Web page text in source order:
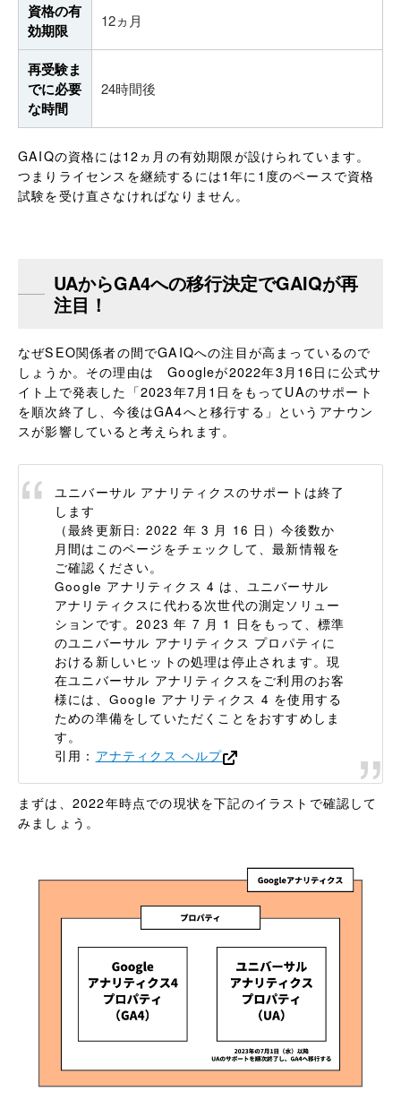
資格の有
効期限
12ヵ月
再受験ま
でに必要
な時間
24時間後
GAIQの資格には12ヵ月の有効期限が設けられています。
つまりライセンスを継続するには1年に1度のペースで資格
試験を受け直さなければなりません。
UAからGA4への移行決定でGAIQが再
注目！
なぜSEO関係者の間でGAIQへの注目が高まっているので
しょうか。その理由は Googleが2022年3月16日に公式サ
イト上で発表した「2023年7月1日をもってUAのサポート
を順次終了し、今後はGA4へと移行する」というアナウン
スが影響していると考えられます。
ユニバーサル アナリティクスのサポートは終了
します
（最終更新日: 2022 年 3 月 16 日）今後数か
月間はこのページをチェックして、最新情報を
ご確認ください。
Google アナリティクス 4 は、ユニバーサル
アナリティクスに代わる次世代の測定ソリュー
ションです。2023 年 7 月 1 日をもって、標準
のユニバーサル アナリティクス プロパティに
おける新しいヒットの処理は停止されます。現
在ユニバーサル アナリティクスをご利用のお客
様には、Google アナリティクス 4 を使用する
ための準備をしていただくことをおすすめしま
す。
引用： アナティクス ヘルプ
まずは、2022年時点での現状を下記のイラストで確認して
みましょう。